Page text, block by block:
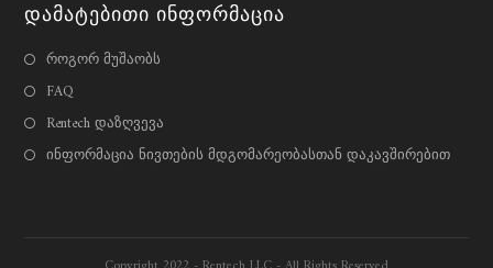
Დამატებითი Ინფორმაცია
როგორ მუშაობს
FAQ
Rentech დაზღვევა
ინფორმაცია ნივთების მდგომარეობასთან დაკავშირებით